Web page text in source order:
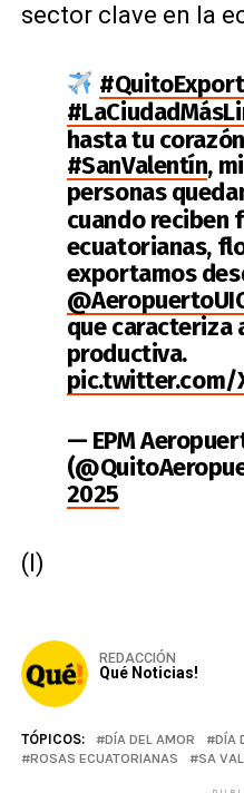
sector clave en la
hasta tu corazón
#SanValentín,
personas
cuando reciben
ecuatorianas,
exportamos
que caracteriza
productiva.
pic.twitter.com/
— EPM
2025
(I)
REDACCIÓN
Qué Noticias!
TÓPICOS: DÍA DEL AMOR DÍA
ROSAS ECUATORIANAS
SA